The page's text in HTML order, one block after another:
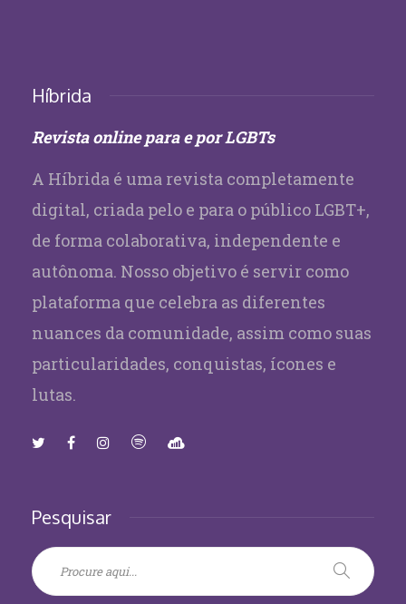
Híbrida
Revista online para e por LGBTs
A Híbrida é uma revista completamente
digital, criada pelo e para o público LGBT+,
de forma colaborativa, independente e
autônoma. Nosso objetivo é servir como
plataforma que celebra as diferentes
nuances da comunidade, assim como suas
particularidades, conquistas, ícones e
lutas.
Pesquisar